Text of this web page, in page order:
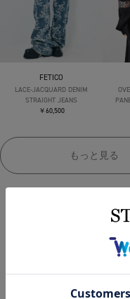
FETICO
LACE-JACQUARD DENIM
STRAIGHT JEANS
￥60,500
もっと見る